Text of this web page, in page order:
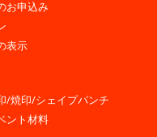
お申込み
表示
/焼印/シェイプパンチ
ント材料